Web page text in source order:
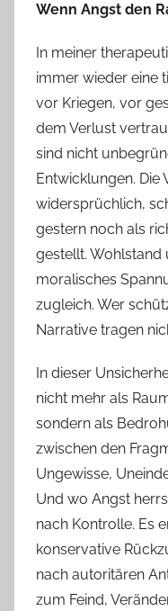
Wenn Angst den
In meiner
immer wieder eine
vor Kriegen, vor
dem Verlust
sind nicht
Entwicklungen. Die
widersprüchlich,
gestern noch als
gestellt. Wohlstand
moralisches
zugleich. Wer
Narrative tragen
In dieser
nicht mehr als
sondern als
zwischen den
Ungewisse,
Und wo Angst
nach Kontrolle. Es
konservative
nach autoritären
zum Feind,